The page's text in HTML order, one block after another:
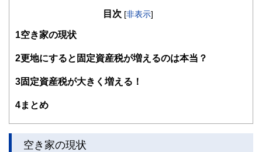
る方が安心して過ごせるプランニングを行うための総括的な
各種セミナーやコラムなど多数の実績があり、定評を受けて
https://moneysmith.biz
目次 [非表示]
1 空き家の現状
2更地にすると固定資産税が増えるのは本当？
3固定資産税が大きく増える！
4まとめ
空き家の現状